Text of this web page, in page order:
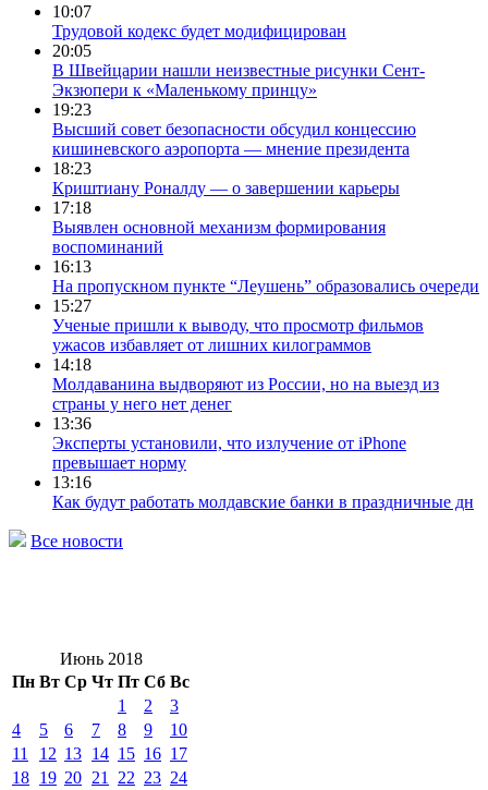
10:07
Трудовой кодекс будет модифицирован
20:05
В Швейцарии нашли неизвестные рисунки Сент-
Экзюпери к «Маленькому принцу»
19:23
Высший совет безопасности обсудил концессию
кишиневского аэропорта — мнение президента
18:23
Криштиану Роналду — о завершении карьеры
17:18
Выявлен основной механизм формирования
воспоминаний
16:13
На пропускном пункте “Леушень” образовались очереди
15:27
Ученые пришли к выводу, что просмотр фильмов
ужасов избавляет от лишних килограммов
14:18
Молдаванина выдворяют из России, но на выезд из
страны у него нет денег
13:36
Эксперты установили, что излучение от iPhone
превышает норму
13:16
Как будут работать молдавские банки в праздничные дн
Все новости
Июнь 2018
Пн Вт Ср Чт Пт Сб Вс
1 2
3
4
5 6 7 8 9
10
11
12 13 14 15 16 17
18 19 20 21 22 23 24